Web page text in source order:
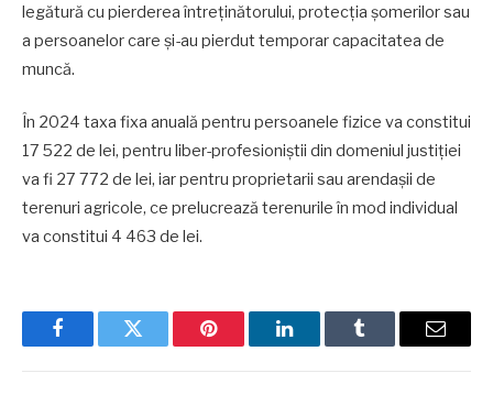
legătură cu pierderea întreținătorului, protecția șomerilor sau
a persoanelor care și-au pierdut temporar capacitatea de
muncă.
În 2024 taxa fixa anuală pentru persoanele fizice va constitui
17 522 de lei, pentru liber-profesioniștii din domeniul justiției
va fi 27 772 de lei, iar pentru proprietarii sau arendașii de
terenuri agricole, ce prelucrează terenurile în mod individual
va constitui 4 463 de lei.
FacebookTwitter Pinterest LinkedInTumblr Email